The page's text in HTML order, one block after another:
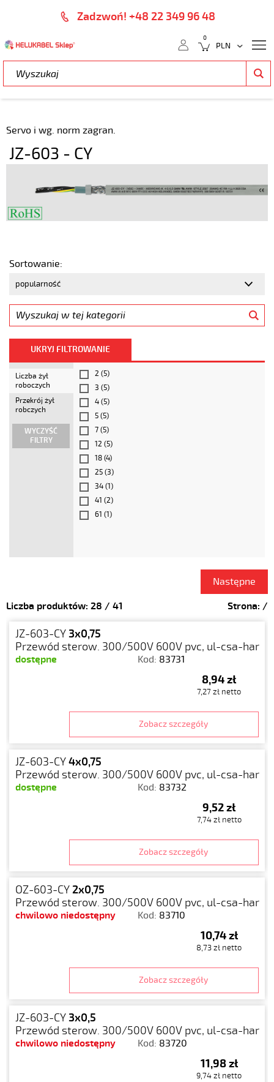
Zadzwoń! +48 22 349 96 48
0
Servo i wg. norm zagran.
JZ-603 - CY
Sortowanie:
UKRYJ FILTROWANIE
Liczba żył
roboczych
Przekrój żył
robczych
WYCZYŚĆ
FILTRY
2 (5)
3 (5)
4 (5)
5 (5)
7 (5)
12 (5)
18 (4)
25 (3)
34 (1)
41 (2)
61 (1)
Następne
Liczba produktów: 28 / 41 Strona: /
JZ-603-CY3x0,75
Przewód sterow. 300/500V 600V pvc, ul-csa-har
dostępne Kod: 83731
8,94 zł
7,27 zł netto
Zobacz szczegóły
JZ-603-CY4x0,75
Przewód sterow. 300/500V 600V pvc, ul-csa-har
dostępne Kod: 83732
9,52 zł
7,74 zł netto
Zobacz szczegóły
OZ-603-CY2x0,75
Przewód sterow. 300/500V 600V pvc, ul-csa-har
chwilowo niedostępny Kod: 83710
10,74 zł
8,73 zł netto
Zobacz szczegóły
JZ-603-CY3x0,5
Przewód sterow. 300/500V 600V pvc, ul-csa-har
chwilowo niedostępny Kod: 83720
11,98 zł
9,74 zł netto